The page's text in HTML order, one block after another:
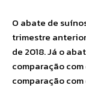
O abate de
trimestre
de 2018. Já o
comparação
comparação